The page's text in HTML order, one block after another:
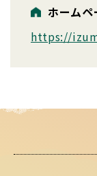
ホームペ
https://